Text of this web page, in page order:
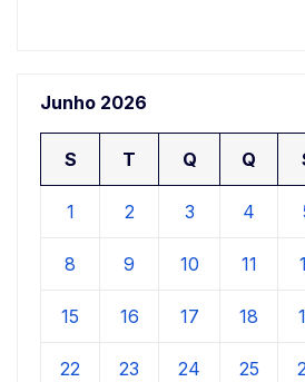
Junho 2026
S T Q Q
1 2 3 4
8 9 10 11
15 16 17 18
22 23 24 25